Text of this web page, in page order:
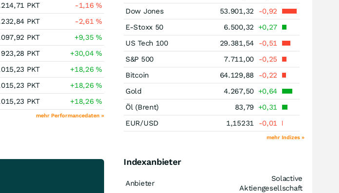
PKT -1,16%
PKT -2,61%
PKT +9,35%
923,28 PKT +30,04%
PKT +18,26%
PKT +18,26%
PKT +18,26%
mehr Performancedaten »
Dow Jones
53.901,32
-0,92
E-Stoxx 50
6.500,32
+0,27
US Tech 100
29.381,54
-0,51
S&P 500
7.711,00
-0,25
Bitcoin
64.129,88
-0,22
Gold
4.267,50 +0,64
Öl (Brent)
83,79
+0,31
EUR/USD
1,15231 -0,01
mehr Indizes »
Indexanbieter
Anbieter
Solactive
Aktiengesellschaft